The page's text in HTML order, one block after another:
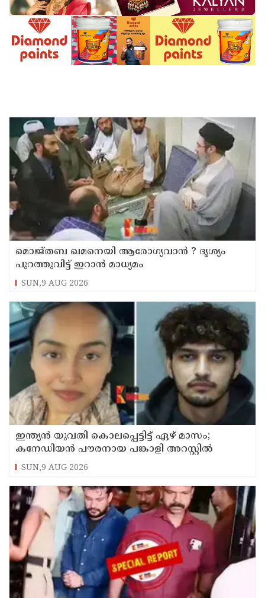
മൊജ്തബ ഖമനെയി ആരോഗ്യവാന്‍ ? ദൃശ്യം
പുറത്തുവിട്ട് ഇറാന്‍ മാധ്യമം
SUN,9 AUG 2026
ഇന്ത്യന്‍ യുവതി കൊലപ്പെട്ടിട്ട് ഏഴ് മാസം;
കനേഡിയന്‍ പൗരനായ പങ്കാളി അറസ്റ്റില്‍
SUN,9 AUG 2026